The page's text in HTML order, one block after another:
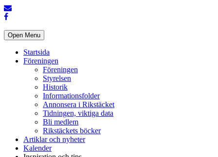
Open Menu
Startsida
Föreningen
Föreningen
Styrelsen
Historik
Informationsfolder
Annonsera i Rikstäcket
Tidningen, viktiga data
Bli medlem
Rikstäckets böcker
Artiklar och nyheter
Kalender